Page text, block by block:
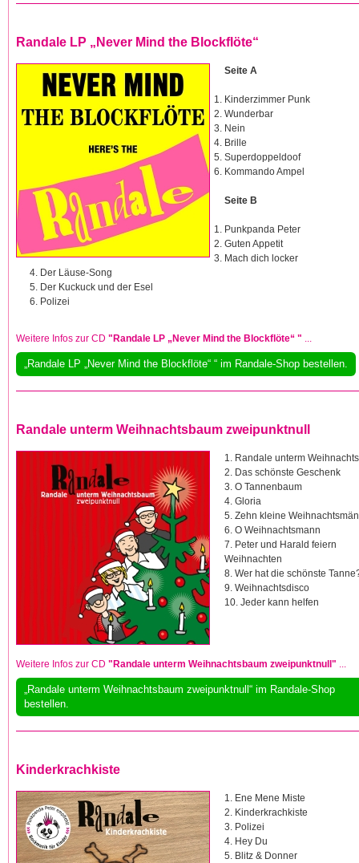
Randale LP „Never Mind the Blockflöte“
Seite A
Kinderzimmer Punk
Wunderbar
Nein
Brille
Superdoppeldoof
Kommando Ampel
Seite B
Punkpanda Peter
Guten Appetit
Mach dich locker
Der Läuse-Song
Der Kuckuck und der Esel
Polizei
Weitere Infos zur CD "Randale LP „Never Mind the Blockflöte“ " ...
„Randale LP „Never Mind the Blockflöte“ “ im Randale-Shop bestellen.
Randale unterm Weihnachtsbaum zweipunktnull
1. Randale unterm
2. Das schönste Geschenk
3. O Tannenbaum
4. Gloria
5. Zehn kleine
6. O Weihnachtsmann
7. Peter und Harald feiern
Weihnachten
8. Wer hat die schönste
9. Weihnachtsdisco
10. Jeder kann helfen
Weitere Infos zur CD "Randale unterm Weihnachtsbaum zweipunktnull" ...
„Randale unterm Weihnachtsbaum zweipunktnull“ im Randale-Shop
bestellen.
Kinderkrachkiste
1. Ene Mene Miste
2. Kinderkrachkiste
3. Polizei
4. Hey Du
5. Blitz & Donner